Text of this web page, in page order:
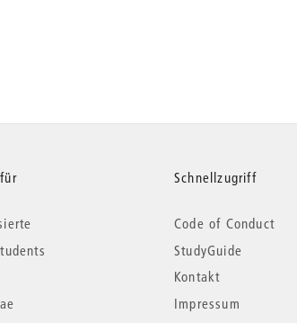
Schnellzugriff
Code of Conduct
StudyGuide
Kontakt
Impressum